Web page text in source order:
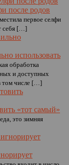
после родов
первое селфи
себя […]
использовать
обработка
и доступных
том числе […]
«тот самый»
это зимняя